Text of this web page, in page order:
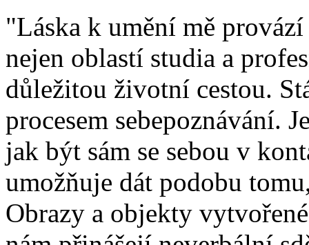
"Láska k umění mě
nejen oblastí studia a
důležitou životní cestou.
procesem sebepoznávání.
jak být sám se sebou v
umožňuje dát podobu
Obrazy a objekty